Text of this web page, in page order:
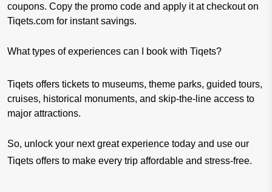
coupons. Copy the promo code and apply it at checkout on
Tiqets.com for instant savings.
What types of experiences can I book with Tiqets?
Tiqets offers tickets to museums, theme parks, guided tours,
cruises, historical monuments, and skip-the-line access to
major attractions.
So, unlock your next great experience today and use our
Tiqets offers to make every trip affordable and stress-free.